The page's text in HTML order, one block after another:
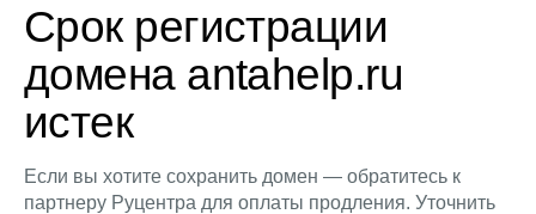
Срок регистрации
домена antahelp.ru
истек
Если вы хотите сохранить домен — обратитесь к
партнеру Руцентра для оплаты продления. Уточнить